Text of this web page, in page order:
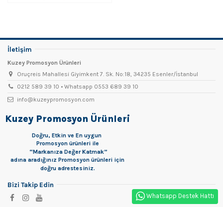
Whatsapp Destek Hattı
İletişim
Kuzey Promosyon Ürünleri
Oruçreis Mahallesi Giyimkent 7. Sk. No:18, 34235 Esenler/İstanbul
0212 589 39 10 • Whatsapp 0553 689 39 10
info@kuzeypromosyon.com
Kuzey Promosyon Ürünleri
Doğru, Etkin ve En uygun
Promosyon ürünleri ile
“Markanıza Değer Katmak”
adına aradığınız Promosyon ürünleri için
doğru adrestesiniz.
Bizi Takip Edin